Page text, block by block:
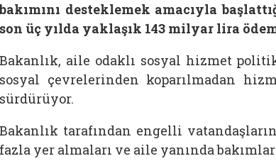
bakımını desteklemek amacıyla
son üç yılda yaklaşık 143 milyar lira
Bakanlık, aile odaklı sosyal hizmet
sosyal çevrelerinden koparılmadan
sürdürüyor.
Bakanlık tarafından engelli
fazla yer almaları ve aile yanında